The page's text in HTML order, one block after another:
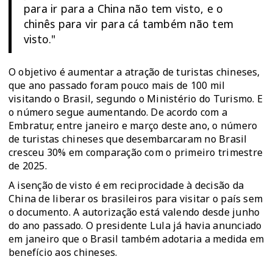
para ir para a China não tem visto, e o
chinês para vir para cá também não tem
visto."
O objetivo é aumentar a atração de turistas chineses,
que ano passado foram pouco mais de 100 mil
visitando o Brasil, segundo o Ministério do Turismo. E
o número segue aumentando. De acordo com a
Embratur, entre janeiro e março deste ano, o número
de turistas chineses que desembarcaram no Brasil
cresceu 30% em comparação com o primeiro trimestre
de 2025.
A isenção de visto é em reciprocidade à decisão da
China de liberar os brasileiros para visitar o país sem
o documento. A autorização está valendo desde junho
do ano passado. O presidente Lula já havia anunciado
em janeiro que o Brasil também adotaria a medida em
benefício aos chineses.